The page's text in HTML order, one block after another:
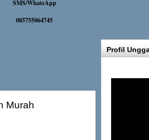
SMS/WhatsApp
085755064745
Murah
Profil